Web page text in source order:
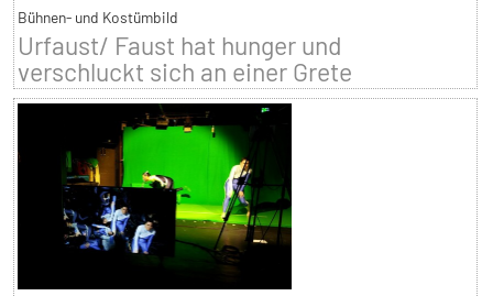
Bühnen- und Kostümbild
Urfaust/ Faust hat hunger und
verschluckt sich an einer Grete